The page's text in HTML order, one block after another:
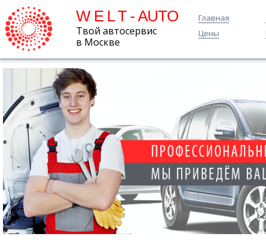
W E L T - AUTO
Твой автосервис
в Москве
Главная
Цены